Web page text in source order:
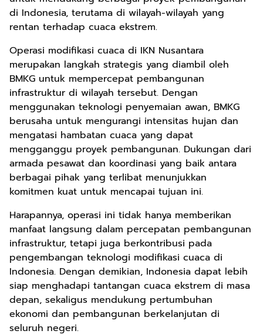
di Indonesia, terutama di wilayah-wilayah yang
rentan terhadap cuaca ekstrem.
Operasi modifikasi cuaca di IKN Nusantara
merupakan langkah strategis yang diambil oleh
BMKG untuk mempercepat pembangunan
infrastruktur di wilayah tersebut. Dengan
menggunakan teknologi penyemaian awan, BMKG
berusaha untuk mengurangi intensitas hujan dan
mengatasi hambatan cuaca yang dapat
mengganggu proyek pembangunan. Dukungan dari
armada pesawat dan koordinasi yang baik antara
berbagai pihak yang terlibat menunjukkan
komitmen kuat untuk mencapai tujuan ini.
Harapannya, operasi ini tidak hanya memberikan
manfaat langsung dalam percepatan pembangunan
infrastruktur, tetapi juga berkontribusi pada
pengembangan teknologi modifikasi cuaca di
Indonesia. Dengan demikian, Indonesia dapat lebih
siap menghadapi tantangan cuaca ekstrem di masa
depan, sekaligus mendukung pertumbuhan
ekonomi dan pembangunan berkelanjutan di
seluruh negeri.